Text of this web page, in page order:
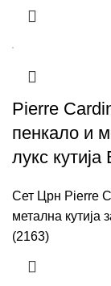
Pierre
пенкало и
лукс кутија
Сет Црн Pierre
метална кутија
(2163)